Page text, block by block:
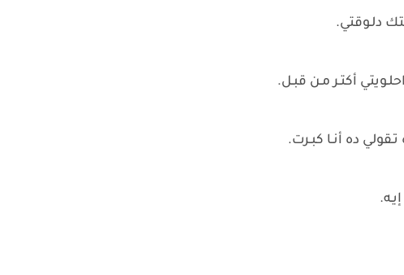
دلـوقتي.
أكتـر مـن قبـل.
ده أنـا كبـرت.